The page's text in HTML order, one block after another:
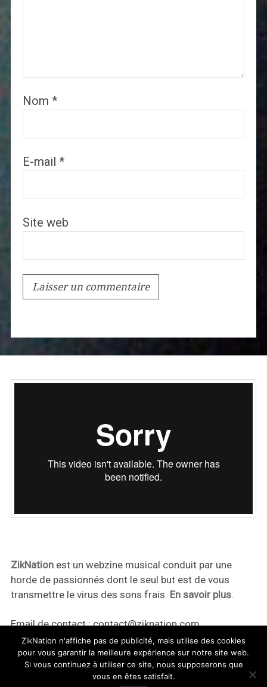
Nom *
E-mail *
Site web
ZikNationest un webzine musical conduit par une
horde de passionnés dont le seul but est de vous
transmettre le virus des sons frais. En savoir plus.
Email de contact :contact@ziknation.com
ZikNation n'affiche pas de publicité, mais utilise des cookies
pour vous garantir la meilleure expérience sur notre site web.
Si vous continuez à utiliser ce site, nous supposerons que
vous en êtes satisfait.